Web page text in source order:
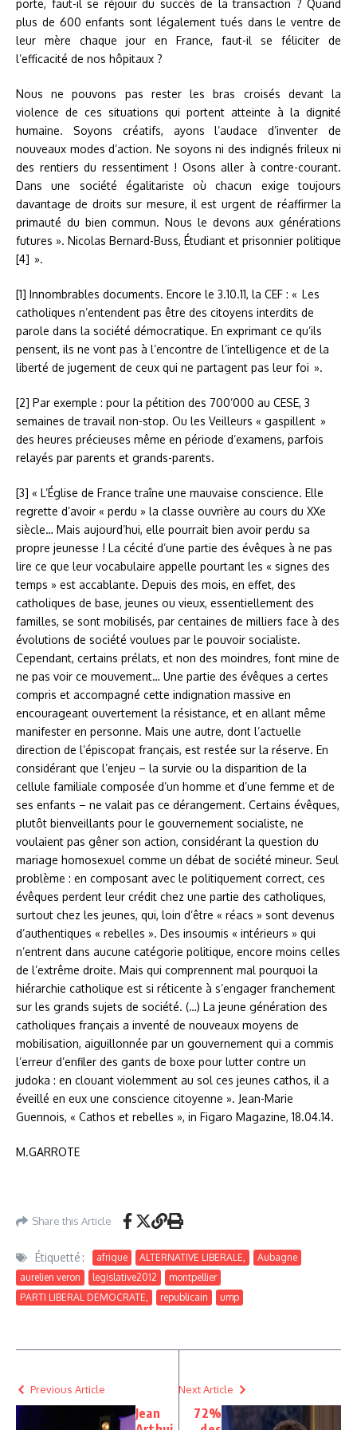
porte, faut-il se réjouir du succès de la transaction ? Quand
plus de 600 enfants sont légalement tués dans le ventre de
leur mère chaque jour en France, faut-il se féliciter de
l’efficacité de nos hôpitaux ?
Nous ne pouvons pas rester les bras croisés devant la
violence de ces situations qui portent atteinte à la dignité
humaine. Soyons créatifs, ayons l’audace d’inventer de
nouveaux modes d’action. Ne soyons ni des indignés frileux ni
des rentiers du ressentiment ! Osons aller à contre-courant.
Dans une société égalitariste où chacun exige toujours
davantage de droits sur mesure, il est urgent de réaffirmer la
primauté du bien commun. Nous le devons aux générations
futures ». Nicolas Bernard-Buss, Étudiant et prisonnier politique
[4] ».
[1] Innombrables documents. Encore le 3.10.11, la CEF : « Les
catholiques n’entendent pas être des citoyens interdits de
parole dans la société démocratique. En exprimant ce qu’ils
pensent, ils ne vont pas à l’encontre de l’intelligence et de la
liberté de jugement de ceux qui ne partagent pas leur foi ».
[2] Par exemple : pour la pétition des 700’000 au CESE, 3
semaines de travail non-stop. Ou les Veilleurs « gaspillent »
des heures précieuses même en période d’examens, parfois
relayés par parents et grands-parents.
[3] « L’Église de France traîne une mauvaise conscience. Elle
regrette d’avoir « perdu » la classe ouvrière au cours du XXe
siècle… Mais aujourd’hui, elle pourrait bien avoir perdu sa
propre jeunesse ! La cécité d’une partie des évêques à ne pas
lire ce que leur vocabulaire appelle pourtant les « signes des
temps » est accablante. Depuis des mois, en effet, des
catholiques de base, jeunes ou vieux, essentiellement des
familles, se sont mobilisés, par centaines de milliers face à des
évolutions de société voulues par le pouvoir socialiste.
Cependant, certains prélats, et non des moindres, font mine de
ne pas voir ce mouvement… Une partie des évêques a certes
compris et accompagné cette indignation massive en
encourageant ouvertement la résistance, et en allant même
manifester en personne. Mais une autre, dont l’actuelle
direction de l’épiscopat français, est restée sur la réserve. En
considérant que l’enjeu – la survie ou la disparition de la
cellule familiale composée d’un homme et d’une femme et de
ses enfants – ne valait pas ce dérangement. Certains évêques,
plutôt bienveillants pour le gouvernement socialiste, ne
voulaient pas gêner son action, considérant la question du
mariage homosexuel comme un débat de société mineur. Seul
problème : en composant avec le politiquement correct, ces
évêques perdent leur crédit chez une partie des catholiques,
surtout chez les jeunes, qui, loin d’être « réacs » sont devenus
d’authentiques « rebelles ». Des insoumis « intérieurs » qui
n’entrent dans aucune catégorie politique, encore moins celles
de l’extrême droite. Mais qui comprennent mal pourquoi la
hiérarchie catholique est si réticente à s’engager franchement
sur les grands sujets de société. (…) La jeune génération des
catholiques français a inventé de nouveaux moyens de
mobilisation, aiguillonnée par un gouvernement qui a commis
l’erreur d’enfiler des gants de boxe pour lutter contre un
judoka : en clouant violemment au sol ces jeunes cathos, il a
éveillé en eux une conscience citoyenne ». Jean-Marie
Guennois, « Cathos et rebelles », in Figaro Magazine, 18.04.14.
M.GARROTE
Share this Article
Étiquetté : afrique ALTERNATIVE LIBERALE,
Aubagne
aurelien veron
legislative2012
montpellier
PARTI LIBERAL DEMOCRATE,
republicain ump
Previous Article
Jean
Next Article
72%